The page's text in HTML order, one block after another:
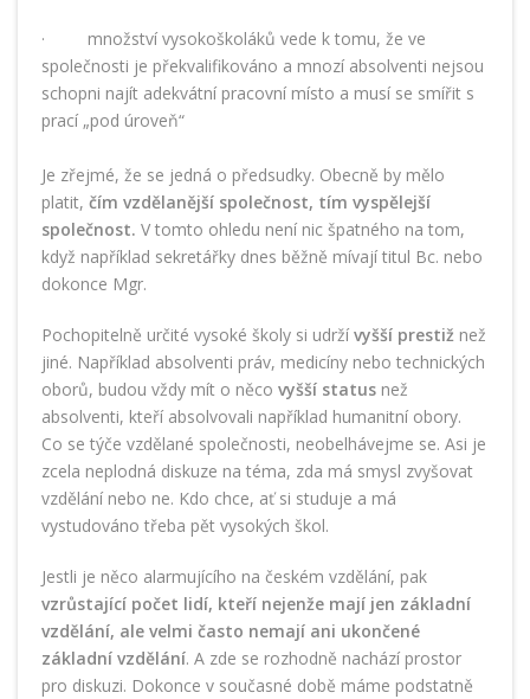
· množství vysokoškoláků vede k tomu, že ve
společnosti je překvalifikováno a mnozí absolventi nejsou
schopni najít adekvátní pracovní místo a musí se smířit s
prací „pod úroveň“
Je zřejmé, že se jedná o předsudky. Obecně by mělo
platit, čím vzdělanější společnost, tím vyspělejší
společnost. V tomto ohledu není nic špatného na tom,
když například sekretářky dnes běžně mívají titul Bc. nebo
dokonce Mgr.
Pochopitelně určité vysoké školy si udrží vyšší prestiž než
jiné. Například absolventi práv, medicíny nebo technických
oborů, budou vždy mít o něco vyšší status než
absolventi, kteří absolvovali například humanitní obory.
Co se týče vzdělané společnosti, neobelhávejme se. Asi je
zcela neplodná diskuze na téma, zda má smysl zvyšovat
vzdělání nebo ne. Kdo chce, ať si studuje a má
vystudováno třeba pět vysokých škol.
Jestli je něco alarmujícího na českém vzdělání, pak
vzrůstající počet lidí, kteří nejenže mají jen základní
vzdělání, ale velmi často nemají ani ukončené
základní vzdělání. A zde se rozhodně nachází prostor
pro diskuzi. Dokonce v současné době máme podstatně